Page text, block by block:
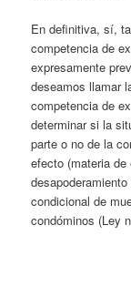
En definitiva, sí,
competencia de
expresamente
deseamos llamar
competencia de
determinar si la
parte o no de la
efecto (materia
condicional de
condóminos (Ley